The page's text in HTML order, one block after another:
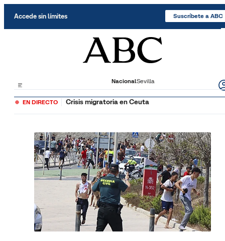
Accede sin límites Suscríbete a ABC
NacionalSevilla
EN DIRECTO Crisis migratoria en Ceuta